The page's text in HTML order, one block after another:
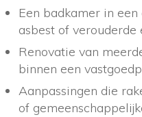
Een badkamer in
asbest of verouderde
Renovatie van
binnen een
Aanpassingen die
of